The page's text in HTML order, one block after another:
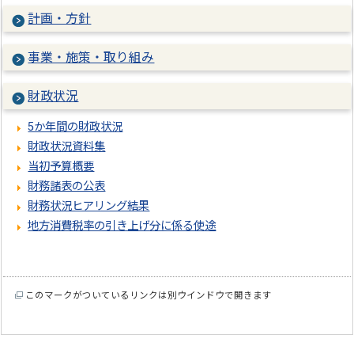
計画・方針
事業・施策・取り組み
財政状況
5か年間の財政状況
財政状況資料集
当初予算概要
財務諸表の公表
財務状況ヒアリング結果
地方消費税率の引き上げ分に係る使途
このマークがついているリンクは別ウインドウで開きます